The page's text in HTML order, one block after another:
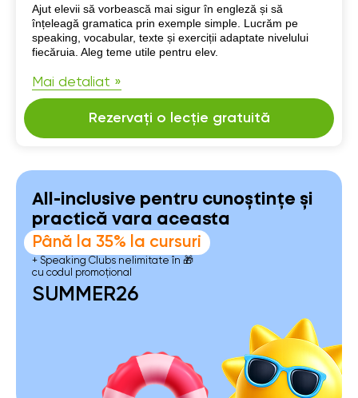
Despre mine
Ajut elevii să vorbească mai sigur în engleză și să
înțeleagă gramatica prin exemple simple. Lucrăm pe
speaking, vocabular, texte și exerciții adaptate nivelului
fiecăruia. Aleg teme utile pentru elev.
Mai detaliat »
Rezervați o lecție gratuită
All-inclusive pentru cunoștințe și
practică vara aceasta
Până la 35% la cursuri
+ Speaking Clubs nelimitate în 🎁
cu codul promoțional
SUMMER26